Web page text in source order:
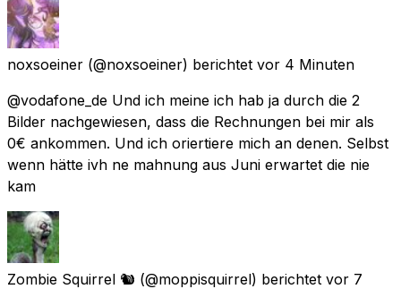
noxsoeiner (@noxsoeiner) berichtet vor 4 Minuten
@vodafone_de Und ich meine ich hab ja durch die 2
Bilder nachgewiesen, dass die Rechnungen bei mir als
0€ ankommen. Und ich oriertiere mich an denen. Selbst
wenn hätte ivh ne mahnung aus Juni erwartet die nie
kam
Zombie Squirrel 🐿️ (@moppisquirrel) berichtet vor 7